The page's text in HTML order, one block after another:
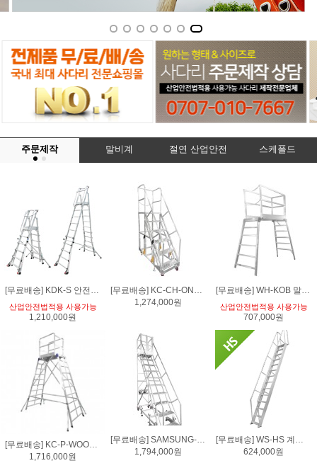
주문제작 말비계 절연 산업안전 스케폴드
[무료배송] KDK-S 안전난간 발판 말비계사다리(3단~13단)
산업안전법적용 사용가능
1,210,000원
[무료배송] KC-CH-ONE 체크 안전 강화 원작업대
1,274,000원
[무료배송] WH-KOB 말비계 와이드 안전 난간 우마형 작업대
산업안전법적용 사용가능
707,000원
[무료배송] KC-P-WOOMA-FOLD강화형 고소 우마 안전 접이식 말비계 사다리 작업대
1,716,000원
[무료배송] SAMSUNG-OPEN-SAFE 삼성 계폐형문 안전 계단 작업대
1,794,000원
[무료배송] WS-HS 계단형 일자 작업대 HS형
624,000원